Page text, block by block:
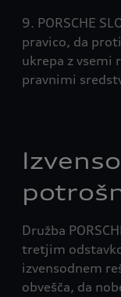
9. PORSCHE
pravico, da
ukrepa z
pravnimi
Družba
tretjim
izvensodnem
obvešča, da